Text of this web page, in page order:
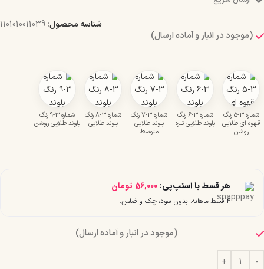
شناسه محصول:1101010011039
(موجود در انبار و آماده ارسال)
شماره 3-5 رنگ
قهوه ای طلایی
روشن
شماره 3-6 رنگ
بلوند طلایی تیره
شماره 3-7 رنگ
بلوند طلایی
متوسط
شماره 3-8 رنگ
بلوند طلایی
شماره 3-9 رنگ
بلوند طلایی روشن
هر قسط با اسنپ‌پی: 56,000 تومان
۴ قسط ماهانه. بدون سود، چک و ضامن.
(موجود در انبار و آماده ارسال)